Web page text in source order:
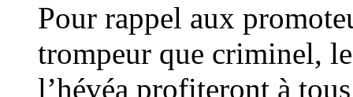
Pour rappel aux
trompeur que criminel,
l’hévéa profiteront à